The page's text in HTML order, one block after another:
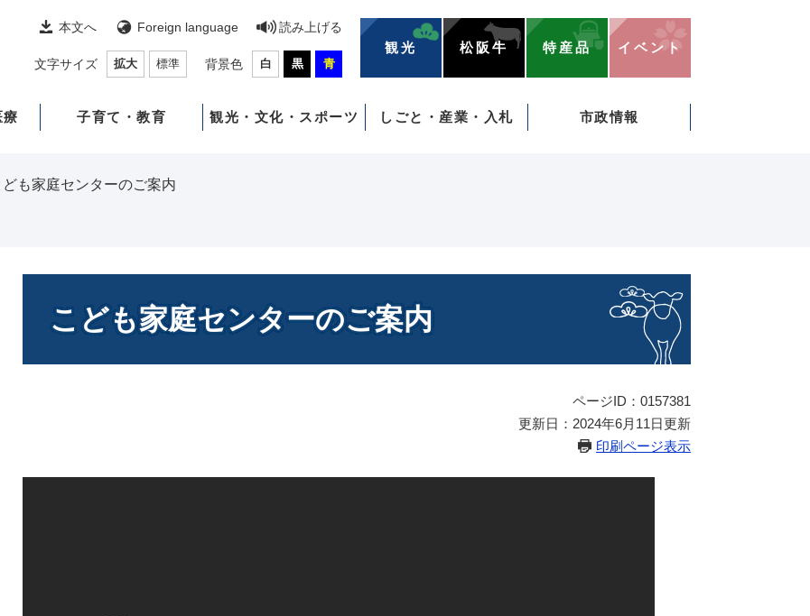
本文へ Foreign language 読み上げる
文字サイズ 拡大 標準 背景色 白 黒 青
観光 松阪牛 特産品 イベント
子育て・教育 観光・文化・スポーツ しごと・産業・入札 市政情報
ども家庭センターのご案内
こども家庭センターのご案内
ページID：0157381
更新日：2024年6月11日更新
印刷ページ表示